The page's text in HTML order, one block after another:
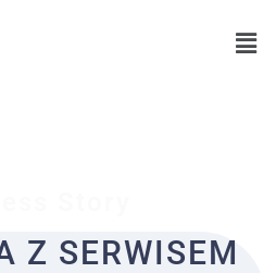
Z SERWISEM